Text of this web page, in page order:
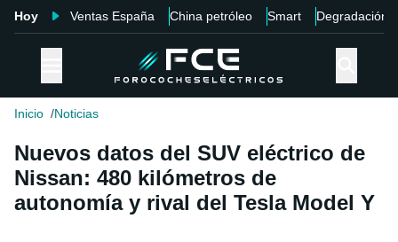
Hoy Ventas España China petróleo Smart Degradación
Inicio Noticias
Nuevos datos del SUV eléctrico de
Nissan: 480 kilómetros de
autonomía y rival del Tesla Model Y